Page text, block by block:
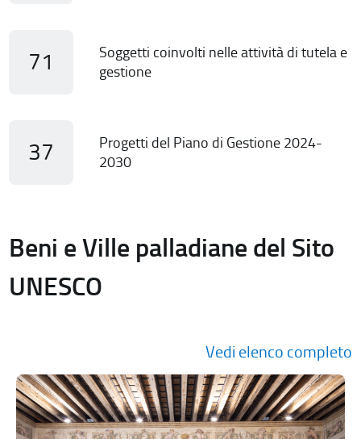
71
Soggetti coinvolti nelle attività di tutela e
gestione
37
Progetti del Piano di Gestione 2024-
2030
Beni e Ville palladiane del Sito
UNESCO
Vedi elenco completo